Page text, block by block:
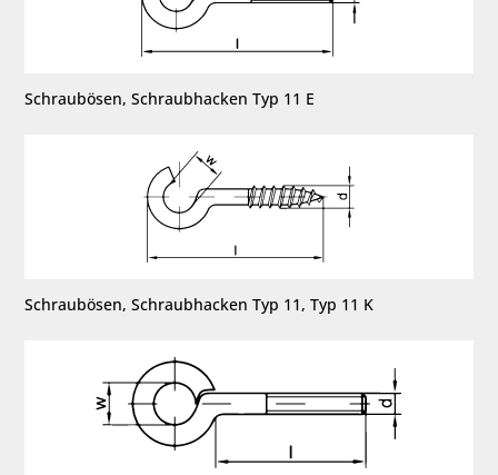
Schraubösen, Schraubhacken Typ 11 E
Schraubösen, Schraubhacken Typ 11, Typ 11 K